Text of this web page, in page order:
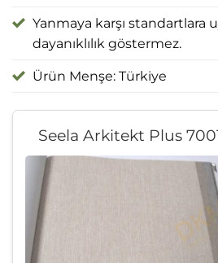
Yanmaya karşı standartlara
dayanıklılık göstermez.
Ürün Menşe: Türkiye
Seela Arkitekt Plus